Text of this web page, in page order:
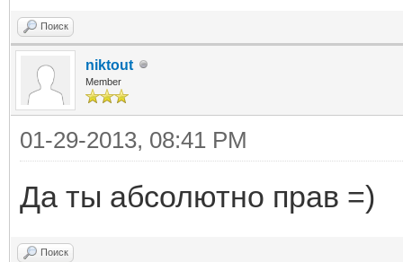
Поиск
niktout
Member
01-29-2013, 08:41 PM
Да ты абсолютно прав =)
Поиск